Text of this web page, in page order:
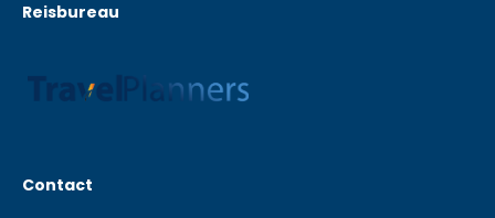
Reisbureau
Contact